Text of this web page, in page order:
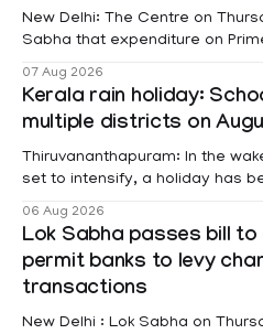
New Delhi: The Centre on
Sabha that expenditure on
information was provided by
Affairs Pabitra Margherita in a
raised
07 Aug 2026
Kerala rain holiday:
multiple districts on
Thiruvananthapuram: In the
set to intensify, a holiday has
Kottayam, Wayanad and
red alert remains in place on
06 Aug 2026
Lok Sabha passes bill
permit banks to levy
transactions
New Delhi : Lok Sabha on